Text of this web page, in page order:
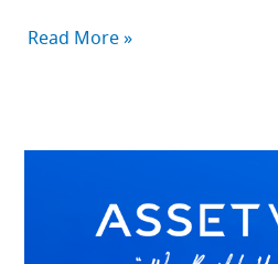
Read More »